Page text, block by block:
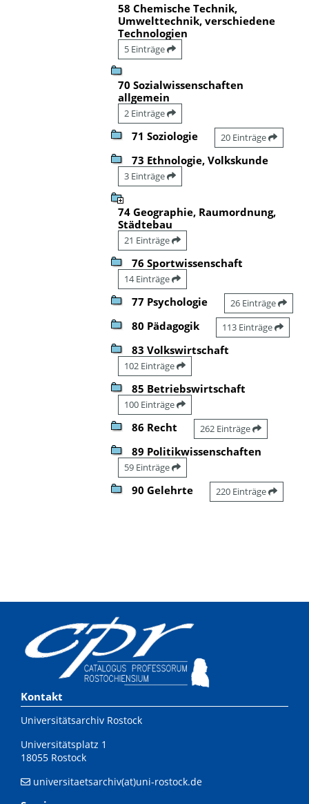
58 Chemische Technik,
Umwelttechnik, verschiedene
Technologien
5 Einträge
70 Sozialwissenschaften
allgemein
2 Einträge
71 Soziologie 20 Einträge
73 Ethnologie, Volkskunde
3 Einträge
74 Geographie, Raumordnung,
Städtebau
21 Einträge
76 Sportwissenschaft
14 Einträge
77 Psychologie 26 Einträge
80 Pädagogik 113 Einträge
83 Volkswirtschaft
102 Einträge
85 Betriebswirtschaft
100 Einträge
86 Recht 262 Einträge
89 Politikwissenschaften
59 Einträge
90 Gelehrte 220 Einträge
Kontakt
Universitätsarchiv Rostock
Universitätsplatz 1
18055 Rostock
universitaetsarchiv(at)uni-rostock.de